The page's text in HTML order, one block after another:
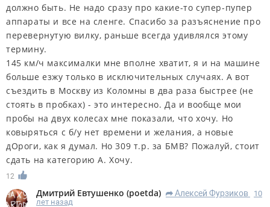
должно быть. Не надо сразу про какие-то супер-пупер
аппараты и все на сленге. Спасибо за разъяснение про
перевернутую вилку, раньше всегда удивлялся этому
термину.
145 км/ч максималки мне вполне хватит, я и на машине
больше езжу только в исключительных случаях. А вот
съездить в Москву из Коломны в два раза быстрее (не
стоять в пробках) - это интересно. Да и вообще мои
пробы на двух колесах мне показали, что хочу. Но
ковыряться с б/у нет времени и желания, а новые
дОроги, как я думал. Но 309 т.р. за БМВ? Пожалуй, стоит
сдать на категорию А. Хочу.
12
Дмитрий Евтушенко (poetda) R Алексей Фурзиков
10
лет назад